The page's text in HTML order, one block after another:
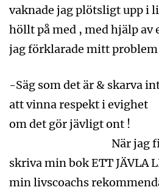
vaknade jag plötsligt upp i
höllt på med , med hjälp av
jag förklarade mitt
-Säg som det är & skarva
att vinna respekt i
om det gör
När jag fick
skriva min bok ETT JÄVLA
min livscoachs